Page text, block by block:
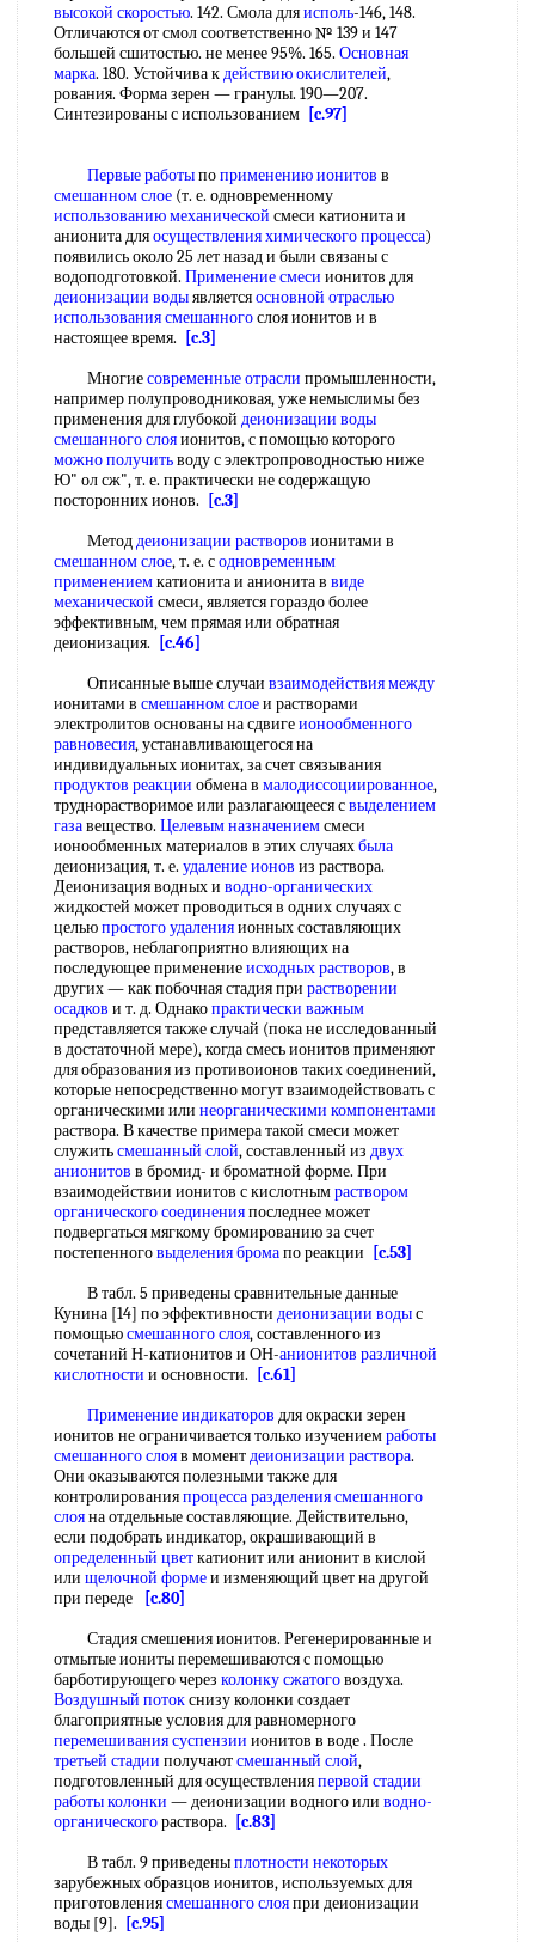
высокой скоростью. 142. Смола дляисполь-146, 148.
Отличаются от смол соответственно № 139 и 147
большей сшитостью. не менее 95%. 165. Основная
марка. 180. Устойчива кдействию окислителей,
рования. Форма зерен — гранулы. 190—207.
Синтезированы с использованием [c.97]
Первые работыпоприменению ионитов в
смешанном слое (т. е. одновременному
использованию механической смеси катионита и
анионита дляосуществления химического процесса)
появились около 25 лет назад и были связаны с
водоподготовкой. Применение смеси ионитов для
деионизации водыявляетсяосновной отраслью
использования смешанногослоя ионитов и в
настоящее время.
[c.3]
Многиесовременные отрасли промышленности,
например полупроводниковая, уже немыслимы без
применения для глубокой деионизации воды
смешанного слояионитов, с помощью которого
можно получитьводу с электропроводностью ниже
Ю" ол сж", т. е. практически не содержащую
посторонних ионов.
[c.3]
Методдеионизации растворов ионитами в
смешанном слое, т. е. содновременным
применениемкатионита и анионита в виде
механической смеси, является гораздо более
эффективным, чем прямая или обратная
деионизация.
[c.46]
Описанные выше случаи взаимодействия между
ионитами в смешанном слоеи растворами
электролитов основаны на сдвигеионообменного
равновесия, устанавливающегося на
индивидуальных ионитах, за счет связывания
продуктов реакции обмена в малодиссоциированное,
труднорастворимое или разлагающееся свыделением
газавещество. Целевым назначениемсмеси
ионообменных материалов в этих случаяхбыла
деионизация, т. е. удаление ионов из раствора.
Деионизация водных и водно-органических
жидкостей может проводиться в одних случаях с
цельюпростого удаленияионных составляющих
растворов, неблагоприятно влияющих на
последующее применениеисходных растворов, в
других — как побочная стадия при растворении
осадков и т. д. Однакопрактически важным
представляется также случай (пока не исследованный
в достаточной мере), когда смесь ионитов применяют
для образования из противоионов таких соединений,
которые непосредственно могут взаимодействовать с
органическими или неорганическими компонентами
раствора. В качестве примера такой смеси может
служитьсмешанный слой, составленный из двух
анионитов в бромид- и броматной форме. При
взаимодействии ионитов с кислотнымраствором
органического соединенияпоследнее может
подвергаться мягкому бромированию за счет
постепенноговыделения бромапо реакции
[c.53]
В табл. 5 приведены сравнительные данные
Кунина [14] по эффективности деионизации водыс
помощьюсмешанного слоя, составленного из
сочетаний Н-катионитов и ОН-анионитов различной
кислотности и основности.
[c.61]
Применение индикаторов для окраски зерен
ионитов не ограничивается только изучениемработы
смешанного слояв моментдеионизации раствора.
Они оказываются полезными также для
контролированияпроцесса разделениясмешанного
слояна отдельные составляющие. Действительно,
если подобрать индикатор, окрашивающий в
определенный цветкатионит или анионит в кислой
или щелочной формеи изменяющий цвет на другой
при переде
[c.80]
Стадия смешения ионитов. Регенерированные и
отмытые иониты перемешиваются с помощью
барботирующего через колонку сжатоговоздуха.
Воздушный потокснизу колонки создает
благоприятные условия для равномерного
перемешивания суспензии ионитов в воде . После
третьей стадии получаютсмешанный слой,
подготовленный для осуществленияпервой стадии
работы колонки — деионизации водного или водно-
органическогораствора.
[c.83]
В табл. 9 приведеныплотности некоторых
зарубежных образцов ионитов, используемых для
приготовлениясмешанного слояпри деионизации
воды [9].
[c.95]